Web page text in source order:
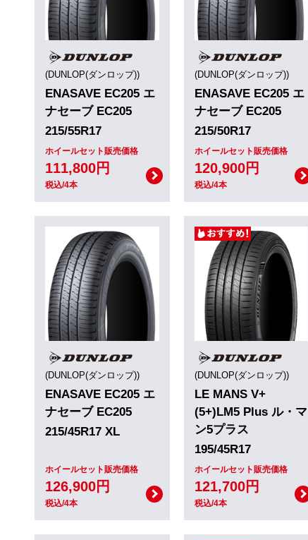
(DUNLOP(ダンロップ))
ENASAVE EC205 エ
ナセーブ EC205
215/55R17
ホイールセット販売価格
111,800円
税込/4本
(DUNLOP(ダンロップ))
ENASAVE EC205 エ
ナセーブ EC205
215/50R17
ホイールセット販売価格
120,900円
税込/4本
(DUNLOP(ダンロップ))
ENASAVE EC205 エ
ナセーブ EC205
215/45R17 XL
ホイールセット販売価格
126,900円
税込/4本
(DUNLOP(ダンロップ))
LE MANS V+
(5+)LM5 Plus ル・マ
ン5プラス
195/45R17
ホイールセット販売価格
121,700円
税込/4本